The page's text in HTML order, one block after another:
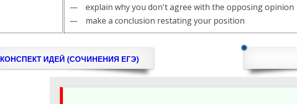
— explain why you don't agree with the opposing opinion
— make a conclusion restating your position
КОНСПЕКТ ИДЕЙ (СОЧИНЕНИЯ ЕГЭ)